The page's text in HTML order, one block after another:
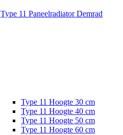
Type 11 Paneelradiator Demrad
Type 11 Hoogte 30 cm
Type 11 Hoogte 40 cm
Type 11 Hoogte 50 cm
Type 11 Hoogte 60 cm